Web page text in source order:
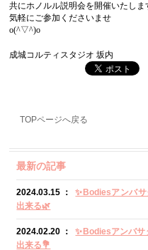
共にホノルル説明会を開催いたしま
気軽にご参加くださいませ
o(^▽^)o
成城コルティスタジオ 坂内
TOPページへ戻る
最新の記事
2024.03.15 ：
✨Bodiesアンバ
出来る🌿
2024.02.20 ：
✨Bodiesアンバ
出来る💐